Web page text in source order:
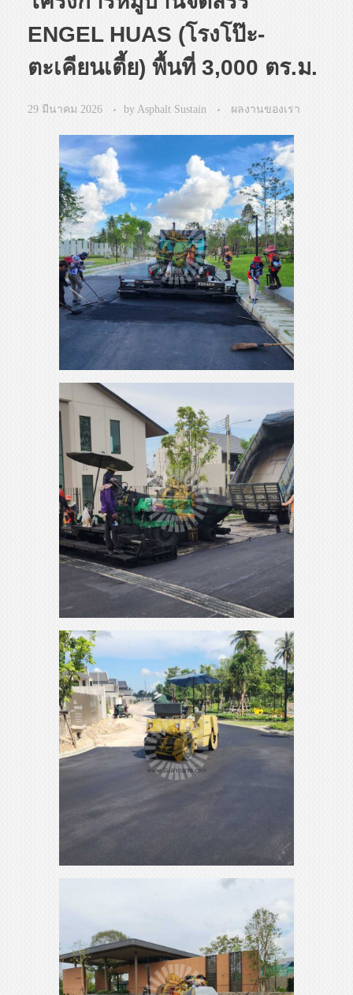
ENGEL HUAS (โรงโป๊ะ-
ตะเคียนเตี้ย) พื้นที่ 3,000 ตร.ม.
29 มีนาคม 2026 by Asphalt Sustain ผลงานของเรา